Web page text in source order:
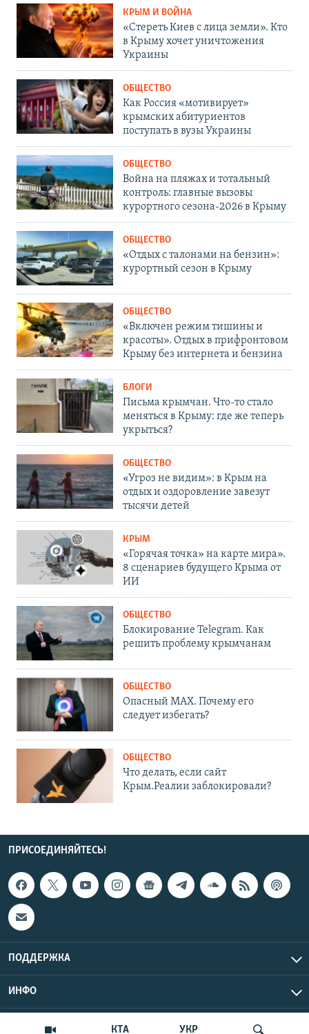
КТА УКР
КРЫМ И ВОЙНА
«Стереть Киев с лица земли». Кто
в Крыму хочет уничтожения
Украины
ОБЩЕСТВО
Как Россия «мотивирует»
крымских абитуриентов
поступать в вузы Украины
ОБЩЕСТВО
Война на пляжах и тотальный
контроль: главные вызовы
курортного сезона-2026 в Крыму
ОБЩЕСТВО
«Отдых с талонами на бензин»:
курортный сезон в Крыму
ОБЩЕСТВО
«Включен режим тишины и
красоты». Отдых в прифронтовом
Крыму без интернета и бензина
БЛОГИ
Письма крымчан. Что-то стало
меняться в Крыму: где же теперь
укрыться?
ОБЩЕСТВО
«Угроз не видим»: в Крым на
отдых и оздоровление завезут
тысячи детей
КРЫМ
«Горячая точка» на карте мира».
8 сценариев будущего Крыма от
ИИ
ОБЩЕСТВО
Блокирование Telegram. Как
решить проблему крымчанам
ОБЩЕСТВО
Опасный MAX. Почему его
следует избегать?
ОБЩЕСТВО
Что делать, если сайт
Крым.Реалии заблокировали?
ПРИСОЕДИНЯЙТЕСЬ!
ПОДДЕРЖКА
ИНФО
Copyright Крым.Реалии, 2026 | Все права защищены.
UTC+3